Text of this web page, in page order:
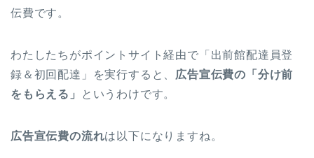
伝費です。
わたしたちがポイントサイト経由で「出前館配達員登
録＆初回配達」を実行すると、 広告宣伝費の「分け前
をもらえる」
というわけです。
広告宣伝費の流れは以下になりますね。